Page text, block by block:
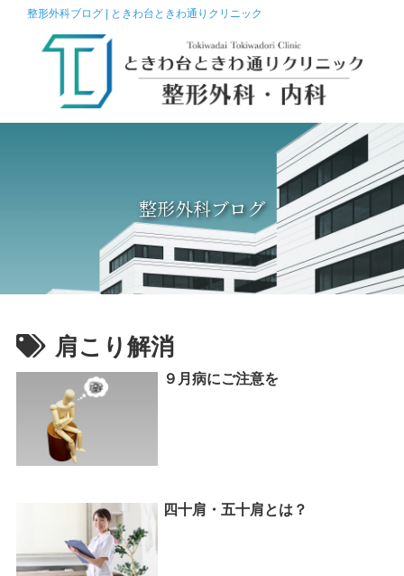
整形外科ブログ | ときわ台ときわ通りクリニック
整形外科ブログ
肩こり解消
９月病にご注意を
四十肩・五十肩とは？